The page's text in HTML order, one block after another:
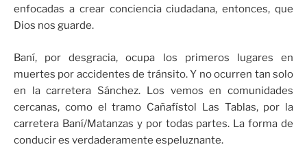
enfocadas a crear conciencia ciudadana, entonces, que
Dios nos guarde.
Baní, por desgracia, ocupa los primeros lugares en
muertes por accidentes de tránsito. Y no ocurren tan solo
en la carretera Sánchez. Los vemos en comunidades
cercanas, como el tramo Cañafístol Las Tablas, por la
carretera Baní/Matanzas y por todas partes. La forma de
conducir es verdaderamente espeluznante.